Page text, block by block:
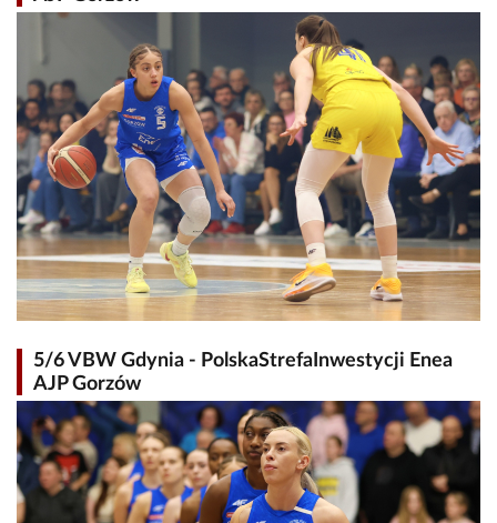
5/6 VBW Gdynia - PolskaStrefaInwestycji Enea
AJP Gorzów